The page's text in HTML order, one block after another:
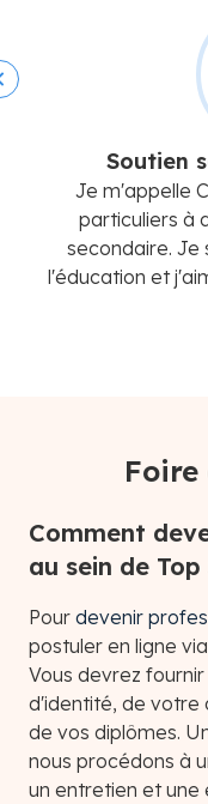
Soutien
Je m'appelle
particuliers à
secondaire. Je
l'éducation et
Comment
au sein de
Pour devenir
postuler en ligne
Vous devrez
d'identité, de votre
de vos diplômes.
nous procédons à
un entretien et